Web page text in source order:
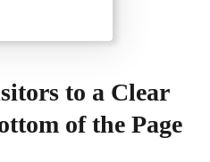
to a Clear
of the Page